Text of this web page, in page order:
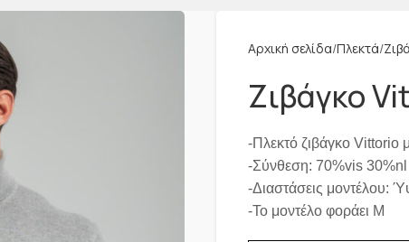
Αρχική σελίδα Πλεκτά
Ζιβάγκο
-Πλεκτό ζιβάγκο Vittorio
-Σύνθεση: 70%vis 30%nl
-Διαστάσεις μοντέλου:
-Το μοντέλο φοράει M